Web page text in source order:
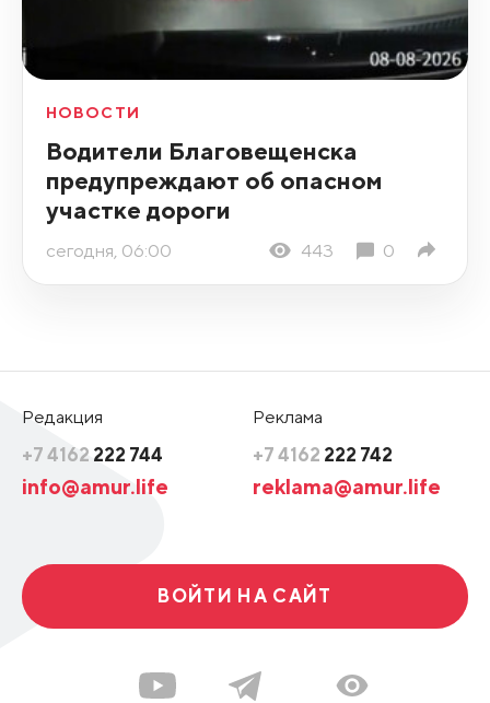
НОВОСТИ
Водители Благовещенска
предупреждают об опасном
участке дороги
сегодня, 06:00 443 0
Редакция
+7 4162 222 744
info@amur.life
Реклама
+7 4162 222 742
reklama@amur.life
ВОЙТИ НА САЙТ